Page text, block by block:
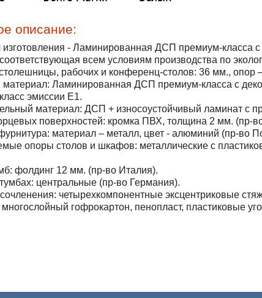
описание:
- Ламинированная ДСП премиум-класса
всем условиям производства по
рабочих и конференц-столов: 36 мм., опор
Ламинированная ДСП премиум-класса с
эмиссии Е1.
материал: ДСП + износоустойчивый ламинат с
поверхностей: кромка ПВХ, толщина 2 мм. (пр-
материал – металл, цвет - алюминий (пр-во
опоры столов и шкафов: металлические с
фолдинг 12 мм. (пр-во Италия).
центральные (пр-во Германия).
четырехкомпонентные эксцентриковые
многослойный гофрокартон, пенопласт, пластиковые